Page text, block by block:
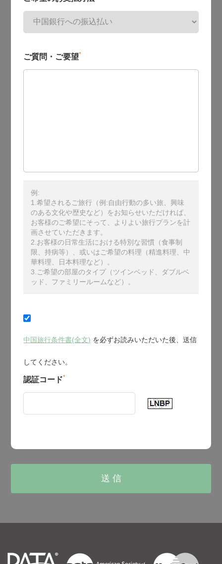
ご質問・ご要望*
例:
1.希望されるご旅行（例:自由行動の多い旅、興味
のある文化や歴史など）をお知らせいただければ、
お客様のご希望にそって、よりよい旅行プランを計
画させていただきます。
2.お客様の日常生活における特別な習慣（食事制
限、持病等）、或いはご希望の料理（精進料理、中
華料理、日本料理など）。
3.ご希望の部屋のタイプ（ツインベッド、ダブルベ
ッド、ファミリールームなど）。
中国旅行条件書(全文) を必ずお読みいただいた後、送信
してください。
認証コード*